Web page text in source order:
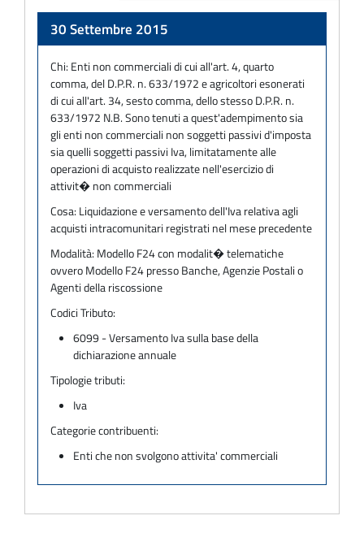
30 Settembre 2015
Chi: Enti non commerciali di cui all'art. 4, quarto
comma, del D.P.R. n. 633/1972 e agricoltori esonerati
di cui all'art. 34, sesto comma, dello stesso D.P.R. n.
633/1972 N.B. Sono tenuti a quest'adempimento sia
gli enti non commerciali non soggetti passivi d'imposta
sia quelli soggetti passivi Iva, limitatamente alle
operazioni di acquisto realizzate nell'esercizio di
attivit� non commerciali
Cosa: Liquidazione e versamento dell'Iva relativa agli
acquisti intracomunitari registrati nel mese precedente
Modalità: Modello F24 con modalit� telematiche
ovvero Modello F24 presso Banche, Agenzie Postali o
Agenti della riscossione
Codici Tributo:
6099 - Versamento Iva sulla base della
dichiarazione annuale
Tipologie tributi:
Iva
Categorie contribuenti:
Enti che non svolgono attivita' commerciali